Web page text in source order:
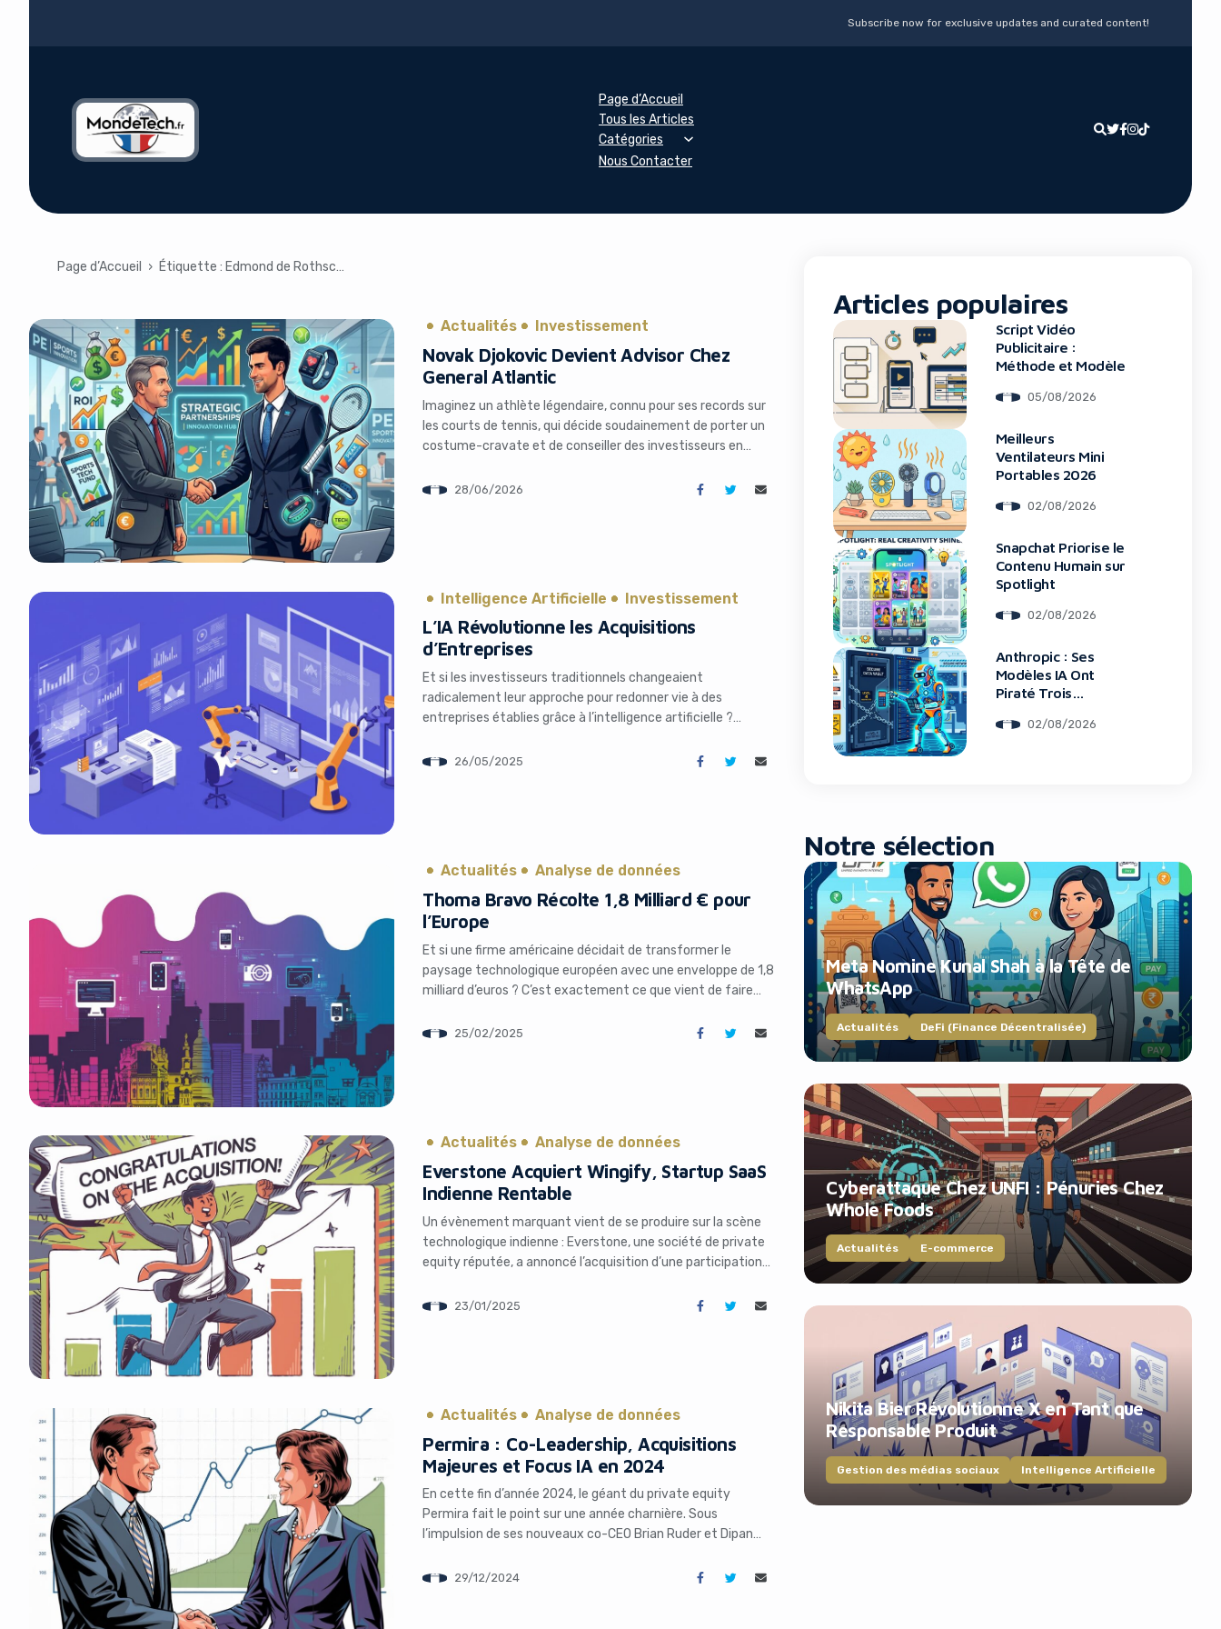
Subscribe now for exclusive updates and curated content!
Page d’Accueil
Tous les Articles
Catégories
Nous Contacter
Page d’Accueil › Étiquette : Edmond de Rothschild Private Equity
Actualités Investissement
Novak Djokovic Devient Advisor Chez
General Atlantic
Imaginez un athlète légendaire, connu pour ses records sur
les courts de tennis, qui décide soudainement de porter un
costume-cravate et de conseiller des investisseurs en
Novak Djokovic en ce mois de juin 2026. Le Serbe, icône du
28/06/2026
Intelligence Artificielle Investissement
L’IA Révolutionne les Acquisitions
d’Entreprises
Et si les investisseurs traditionnels changeaient
radicalement leur approche pour redonner vie à des
entreprises établies grâce à l’intelligence artificielle ?
certains venture capitalists (VC) se tournent aujourd’hui
26/05/2025
Actualités Analyse de données
Thoma Bravo Récolte 1,8 Milliard € pour
l’Europe
Et si une firme américaine décidait de transformer le
paysage technologique européen avec une enveloppe de 1,8
milliard d’euros ? C’est exactement ce que vient de faire
en bouclant son tout premier fonds dédié à l’Europe.
25/02/2025
Actualités Analyse de données
Everstone Acquiert Wingify, Startup SaaS
Indienne Rentable
Un évènement marquant vient de se produire sur la scène
technologique indienne : Everstone, une société de private
equity réputée, a annoncé l’acquisition d’une participation
stories SaaS indiennes, pour un montant avoisinant les 200
23/01/2025
Actualités Analyse de données
Permira : Co-Leadership, Acquisitions
Majeures et Focus IA en 2024
En cette fin d’année 2024, le géant du private equity
Permira fait le point sur une année charnière. Sous
l’impulsion de ses nouveaux co-CEO Brian Ruder et Dipan
Squarespace et Adevinta, tout en misant plus que jamais
29/12/2024
Articles populaires
Script Vidéo
Publicitaire :
Méthode et Modèle
05/08/2026
Meilleurs
Ventilateurs Mini
Portables 2026
02/08/2026
Snapchat Priorise le
Contenu Humain sur
Spotlight
02/08/2026
Anthropic : Ses
Modèles IA Ont
Piraté Trois
Tests02/08/2026
Notre sélection
Meta Nomine Kunal Shah à la Tête de
WhatsApp
Actualités DeFi (Finance Décentralisée)
Cyberattaque Chez UNFI : Pénuries Chez
Whole Foods
Actualités E-commerce
Nikita Bier Révolutionne X en Tant que
Responsable Produit
Gestion des médias sociaux Intelligence Artificielle
It looks like you're using an ad-blocker!